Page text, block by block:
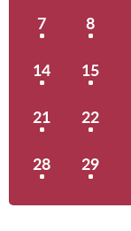
7 8
14 15
21 22
28 29